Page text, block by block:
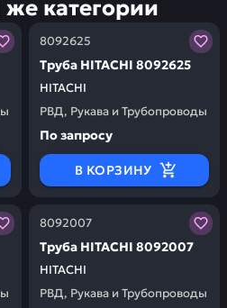
категории
вы получаете гарантию
8092625
HITACHI
Труба HITACHI 8092625
РВД, Рукава и Трубопроводы
Заказывая запчасти у
По запросу
В КОРЗИНУ
вы получаете гарантию
8092007
HITACHI
Труба HITACHI 8092007
РВД, Рукава и Трубопроводы
Заказывая запчасти у